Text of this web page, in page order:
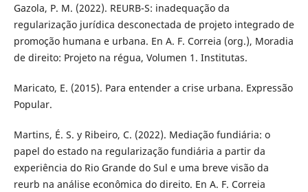
Gazola, P. M. (2022). REURB-S: inadequação da
regularização jurídica desconectada de projeto integrado de
promoção humana e urbana. En A. F. Correia (org.), Moradia
de direito: Projeto na régua, Volumen 1. Institutas.
Maricato, E. (2015). Para entender a crise urbana. Expressão
Popular.
Martins, É. S. y Ribeiro, C. (2022). Mediação fundiária: o
papel do estado na regularização fundiária a partir da
experiência do Rio Grande do Sul e uma breve visão da
reurb na análise econômica do direito. En A. F. Correia